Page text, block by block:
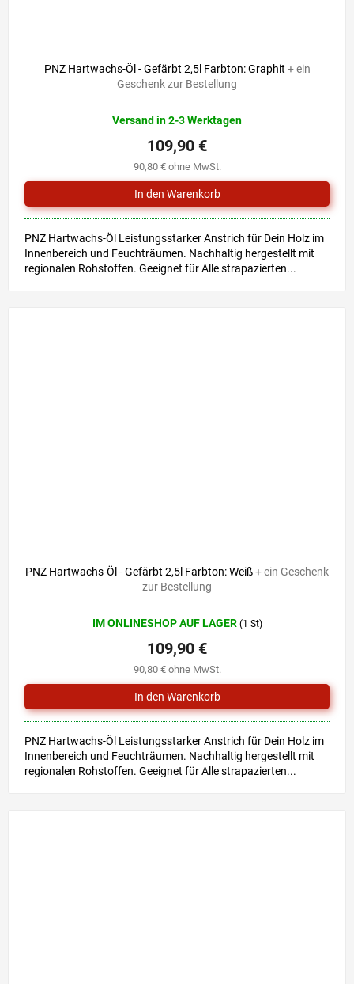
PNZ Hartwachs-Öl - Gefärbt 2,5l Farbton: Graphit + ein
Geschenk zur Bestellung
Versand in 2-3 Werktagen
90,80 € ohne MwSt.
109,90 €
PNZ Hartwachs-Öl Leistungsstarker Anstrich für Dein Holz im
Innenbereich und Feuchträumen. Nachhaltig hergestellt mit
regionalen Rohstoffen. Geeignet für Alle strapazierten...
PNZ Hartwachs-Öl - Gefärbt 2,5l Farbton: Weiß+ ein Geschenk
zur Bestellung
IM ONLINESHOP AUF LAGER (1 St)
90,80 € ohne MwSt.
109,90 €
PNZ Hartwachs-Öl Leistungsstarker Anstrich für Dein Holz im
Innenbereich und Feuchträumen. Nachhaltig hergestellt mit
regionalen Rohstoffen. Geeignet für Alle strapazierten...